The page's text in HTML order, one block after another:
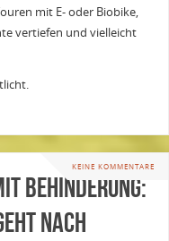
mit E- oder Biobike,
vertiefen und vielleicht
KEINE KOMMENTARE
Behinderung:
nach